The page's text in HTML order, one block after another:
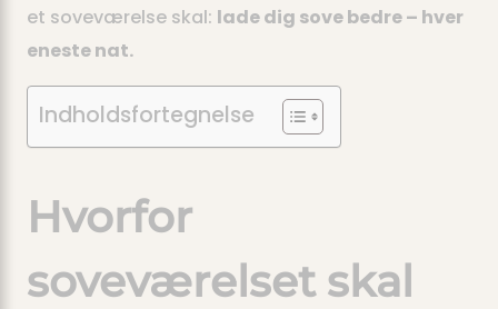
et soveværelse skal: lade dig sove bedre – hver
eneste nat.
Indholdsfortegnelse
Hvorfor
soveværelset skal